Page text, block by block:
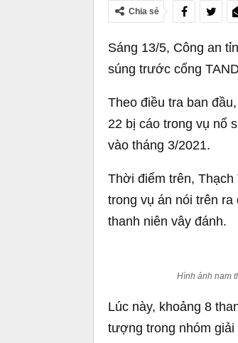
Chia sẻ
Sáng 13/5, Công an
súng trước cổng
Theo điều tra ban
22 bị cáo trong vụ nổ
vào tháng 3/2021.
Thời điểm trên,
trong vụ án nói trên
thanh niên vây đánh.
Hình ảnh nam
Lúc này, khoảng 8
tượng trong nhóm
đổi tư duy bằng cấp sang nghề nghiệp
thi